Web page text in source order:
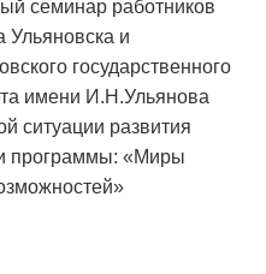
семинар работников
и
государственного
имени И.Н.Ульянова
ситуации развития
программы: «Миры